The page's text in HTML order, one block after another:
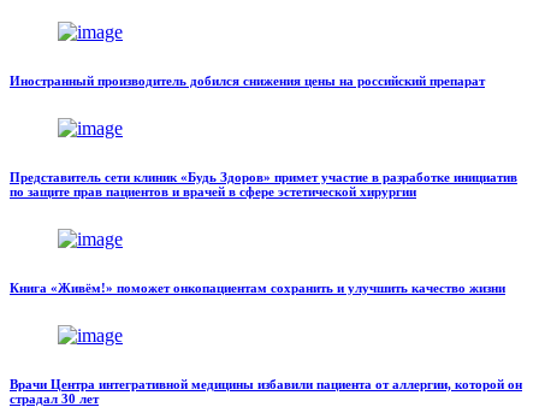
Иностранный производитель добился снижения цены на российский препарат
Представитель сети клиник «Будь Здоров» примет участие в разработке инициатив
по защите прав пациентов и врачей в сфере эстетической хирургии
Книга «Живём!» поможет онкопациентам сохранить и улучшить качество жизни
Врачи Центра интегративной медицины избавили пациента от аллергии, которой он
страдал 30 лет